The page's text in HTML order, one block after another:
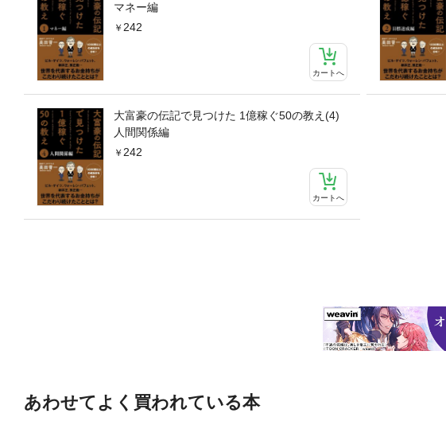
マネー編
242
カートへ
大富豪の伝記で見つけた 1億稼ぐ50の教え(4)
人間関係編
242
カートへ
あわせてよく買われている本